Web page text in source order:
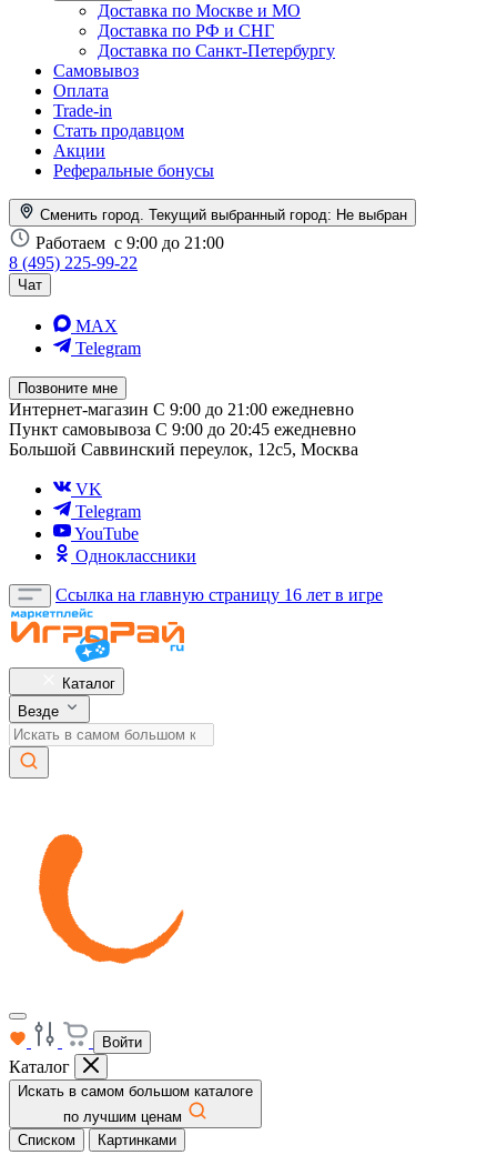
Доставка по Москве и МО
Доставка по РФ и СНГ
Доставка по Санкт-Петербургу
Самовывоз
Оплата
Trade-in
Стать продавцом
Акции
Реферальные бонусы
Сменить город. Текущий выбранный город: Не выбран
Работаем с 9:00 до 21:00
8 (495) 225-99-22
Чат
MAX
Telegram
Позвоните мне
Интернет-магазин С 9:00 до 21:00 ежедневно
Пункт самовывоза С 9:00 до 20:45 ежедневно
Большой Саввинский переулок, 12с5, Москва
VK
Telegram
YouTube
Одноклассники
Ссылка на главную страницу 16 лет в игре
Каталог
Везде
Войти
Каталог
Искать в самом большом каталоге
по лучшим ценам
Списком
Картинками